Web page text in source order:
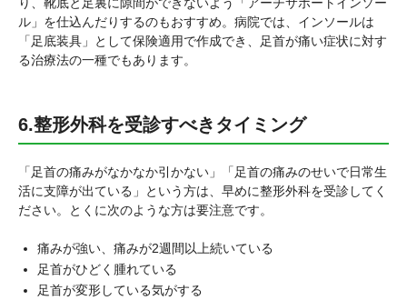
ル」を仕込んだりするのもおすすめ。病院では、インソールは
「足底装具」として保険適用で作成でき、足首が痛い症状に対す
る治療法の一種でもあります。
6.整形外科を受診すべきタイミング
「足首の痛みがなかなか引かない」「足首の痛みのせいで日常生
活に支障が出ている」という方は、早めに整形外科を受診してく
ださい。とくに次のような方は要注意です。
痛みが強い、痛みが2週間以上続いている
足首がひどく腫れている
足首が変形している気がする